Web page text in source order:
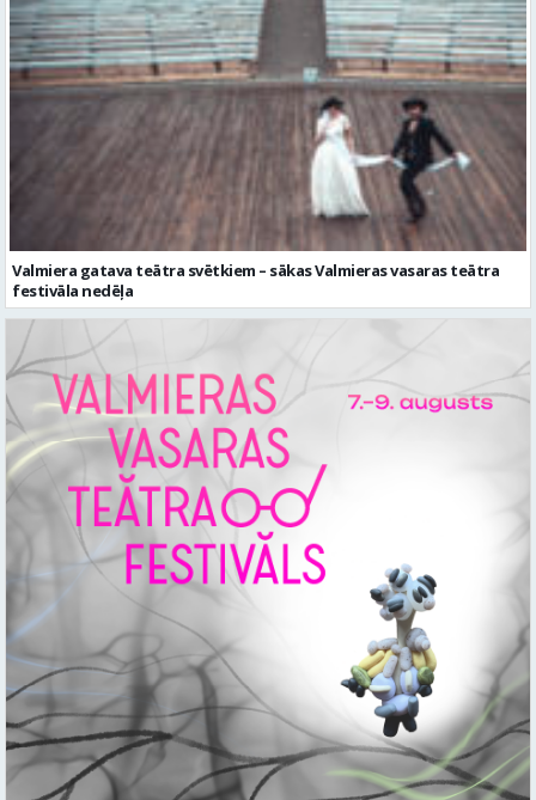
Valmiera gatava teātra svētkiem – sākas Valmieras vasaras teātra
festivāla nedēļa